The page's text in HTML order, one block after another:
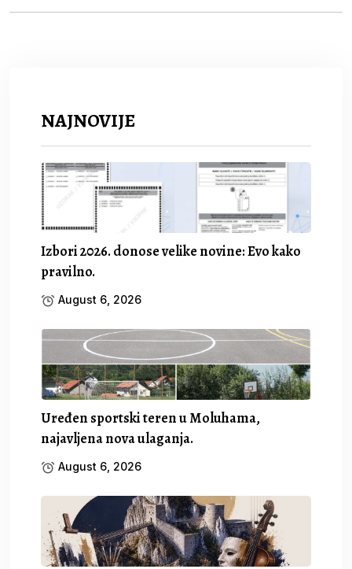
NAJNOVIJE
Izbori 2026. donose velike novine: Evo kako
pravilno.
August 6, 2026
Uređen sportski teren u Moluhama,
najavljena nova ulaganja.
August 6, 2026